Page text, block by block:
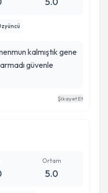
kalmıştık gene
güvenle
Şikayet Et
Ortam
5.0